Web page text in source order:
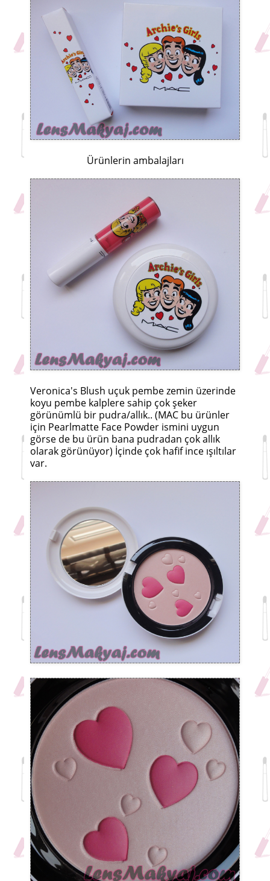
Ürünlerin ambalajları
Veronica's Blush uçuk pembe zemin üzerinde
koyu pembe kalplere sahip çok şeker
görünümlü bir pudra/allık.. (MAC bu ürünler
için Pearlmatte Face Powder ismini uygun
görse de bu ürün bana pudradan çok allık
olarak görünüyor) İçinde çok hafif ince ışıltılar
var.